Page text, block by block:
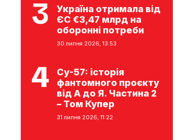
Україна отримала від
ЄС €3,47 млрд на
оборонні потреби
30 липня 2026, 13:53
Су-57: історія
фантомного проєкту
від А до Я. Частина 2
– Том Купер
31 липня 2026, 11:22